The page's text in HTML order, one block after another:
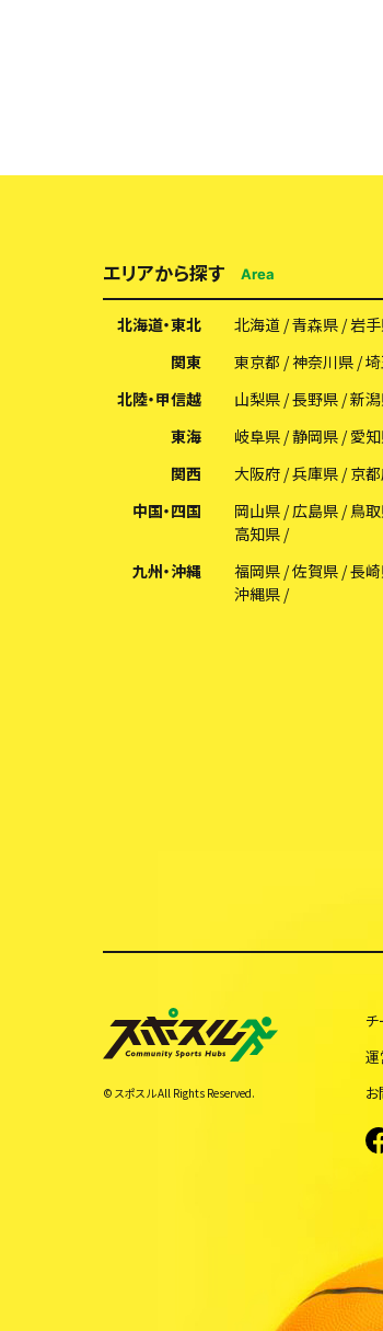
加します。
のショート丈の卓球短
特に、僕の中学校の
邪魔なものがないので
さらに卓球シャツに名
もし、卓球ユニフォー
すか？
部活動対抗リレーを速
エリアから探す Area
北海道・東北 北海道 青森県 岩
関東
東京都 神奈川県
北陸・甲信越
山梨県 長野県 新
東海
岐阜県 静岡県 愛
関西
大阪府 兵庫県 京
中国・四国
岡山県 広島県 鳥
高知県
九州・沖縄
福岡県 佐賀県 長
沖縄県
© スポスル All Rights Reserved.
チ